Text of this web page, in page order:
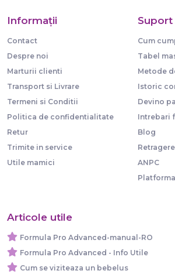
Informaţii
Contact
Despre noi
Marturii clienti
Transport si Livrare
Termeni si Conditii
Politica de confidentialitate
Retur
Trimite in service
Utile mamici
Cum
Tabel
Metode
Istoric
Devino
Intrebari
Blog
ANPC
Articole utile
Formula Pro Advanced-manual-RO
Formula Pro Advanced - Info Utile
Cum se viziteaza un bebelus